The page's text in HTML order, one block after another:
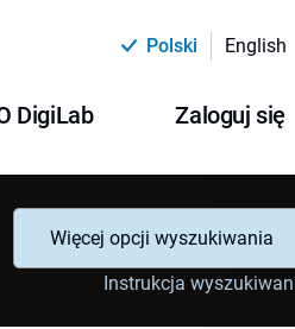
Polski English
DigiLab Zaloguj się
Więcej opcji wyszukiwania
Instrukcja